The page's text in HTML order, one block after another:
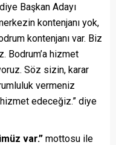
Başkan Adayı
kontenjanı yok,
kontenjanı var. Biz
Bodrum’a hizmet
Söz sizin, karar
vermeniz
edeceğiz.” diye
var.” mottosu ile